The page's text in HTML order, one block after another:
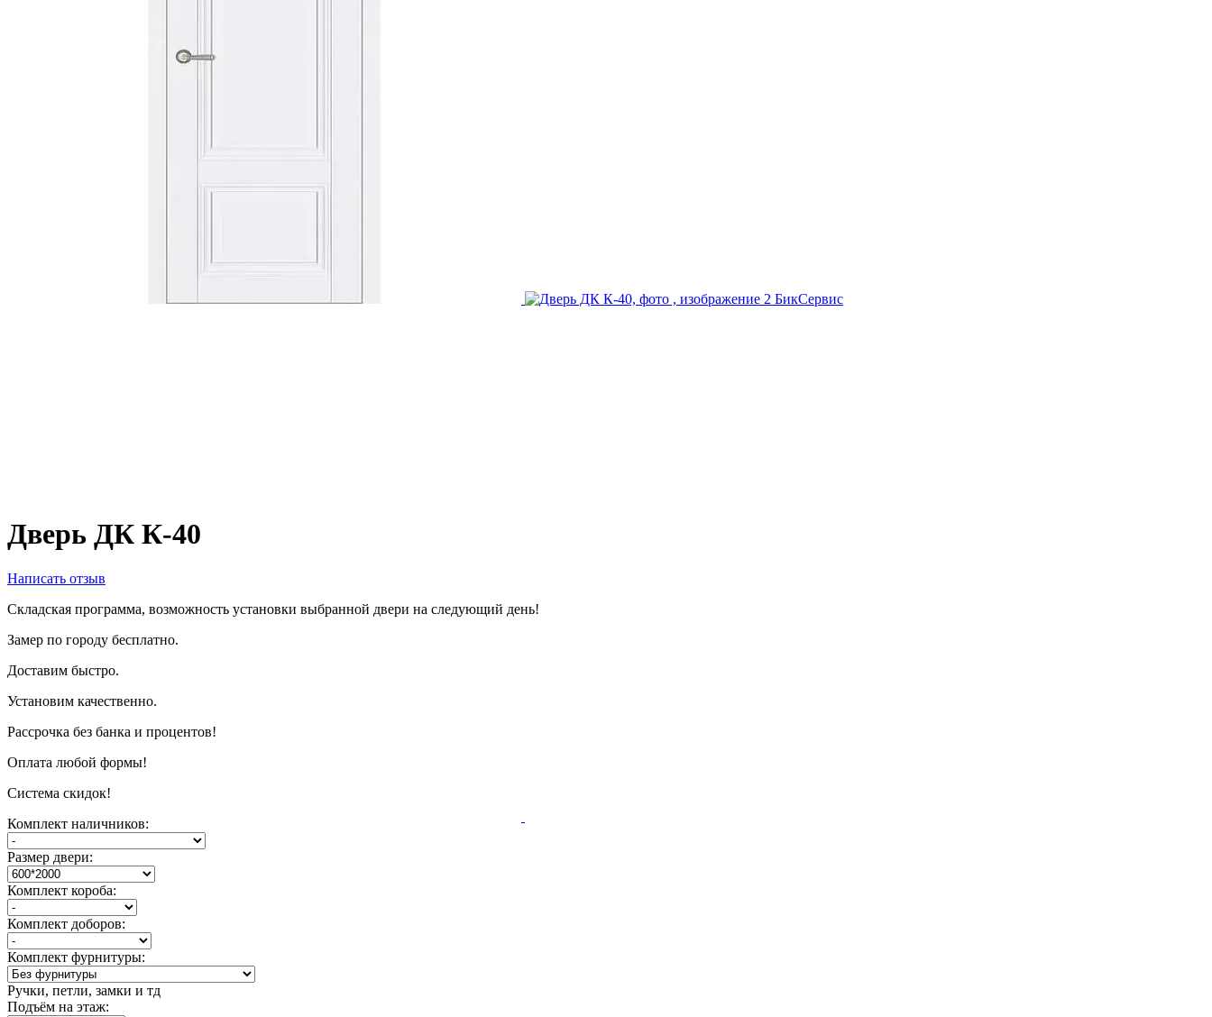
Дверь ДК К-40
Написать отзыв
Складская программа, возможность установки выбранной двери на следующий день!
Замер по городу бесплатно.
Доставим быстро.
Установим качественно.
Рассрочка без банка и процентов!
Оплата любой формы!
Система скидок!
Комплект наличников:
Размер двери:
Комплект короба:
Комплект доборов:
Комплект фурнитуры:
Ручки, петли, замки и тд
Подъём на этаж: